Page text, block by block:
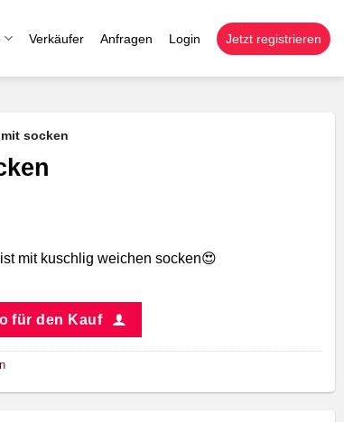
Verkäufer Anfragen Login Jetzt registrieren
socken
mit kuschlig weichen socken😍
für den Kauf